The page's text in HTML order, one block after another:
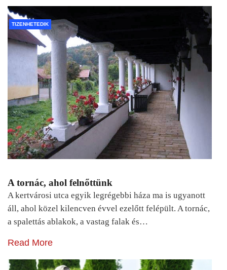
TIZENHETEDIK
A tornác, ahol felnőttünk
A kertvárosi utca egyik legrégebbi háza ma is ugyanott
áll, ahol közel kilencven évvel ezelőtt felépült. A tornác,
a spalettás ablakok, a vastag falak és…
Read More